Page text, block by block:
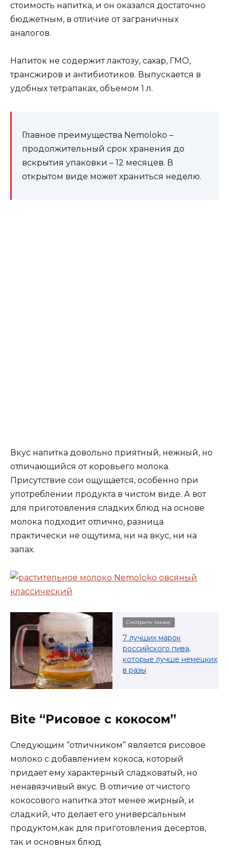
стоимость напитка, и он оказался достаточно
бюджетным, в отличие от заграничных
аналогов.
Напиток не содержит лактозу, сахар, ГМО,
трансжиров и антибиотиков. Выпускается в
удобных тетрапаках, объемом 1 л.
Главное преимущества Nemoloko –
продолжительный срок хранения до
вскрытия упаковки – 12 месяцев. В
открытом виде может храниться неделю.
Вкус напитка довольно приятный, нежный, но
отличающийся от коровьего молока.
Присутствие сои ощущается, особенно при
употреблении продукта в чистом виде. А вот
для приготовления сладких блюд на основе
молока подходит отлично, разница
практически не ощутима, ни на вкус, ни на
запах.
Смотрите также:
7 лучших марок
российского пива,
которые лучше немецких
в разы
Bite “Рисовое с кокосом”
Следующим “отличником” является рисовое
молоко с добавлением кокоса, который
придает ему характерный сладковатый, но
ненавязчивый вкус. В отличие от чистого
кокосового напитка этот менее жирный, и
сладкий, что делает его универсальным
продуктом,как для приготовления десертов,
так и основных блюд.